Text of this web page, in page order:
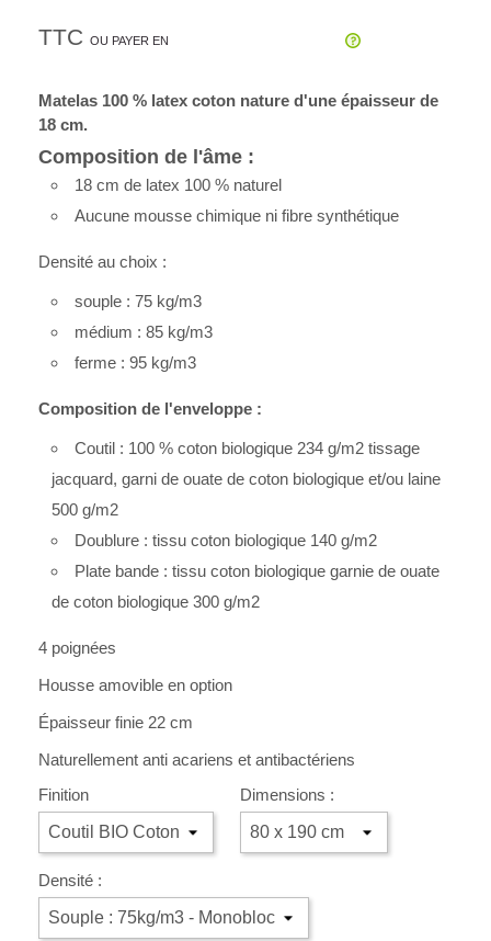
TTC OU PAYER EN
Matelas 100 % latex coton nature d'une épaisseur de
18 cm.
Composition de l'âme :
18 cm de latex 100 % naturel
Aucune mousse chimique ni fibre synthétique
Densité au choix :
souple : 75 kg/m3
médium : 85 kg/m3
ferme : 95 kg/m3
Composition de l'enveloppe :
Coutil : 100 % coton biologique 234 g/m2 tissage
jacquard, garni de ouate de coton biologique et/ou laine
500 g/m2
Doublure : tissu coton biologique 140 g/m2
Plate bande : tissu coton biologique garnie de ouate
de coton biologique 300 g/m2
4 poignées
Housse amovible en option
Épaisseur finie 22 cm
Naturellement anti acariens et antibactériens
Finition Dimensions :
Densité :